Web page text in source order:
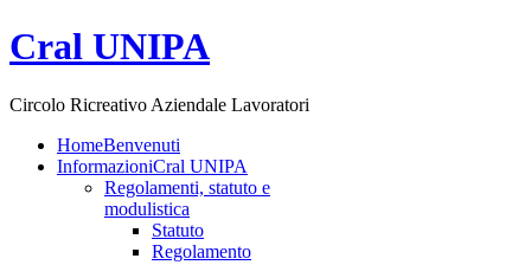
Cral UNIPA
Circolo Ricreativo Aziendale Lavoratori
HomeBenvenuti
InformazioniCral UNIPA
Regolamenti, statuto e
modulistica
Statuto
Regolamento